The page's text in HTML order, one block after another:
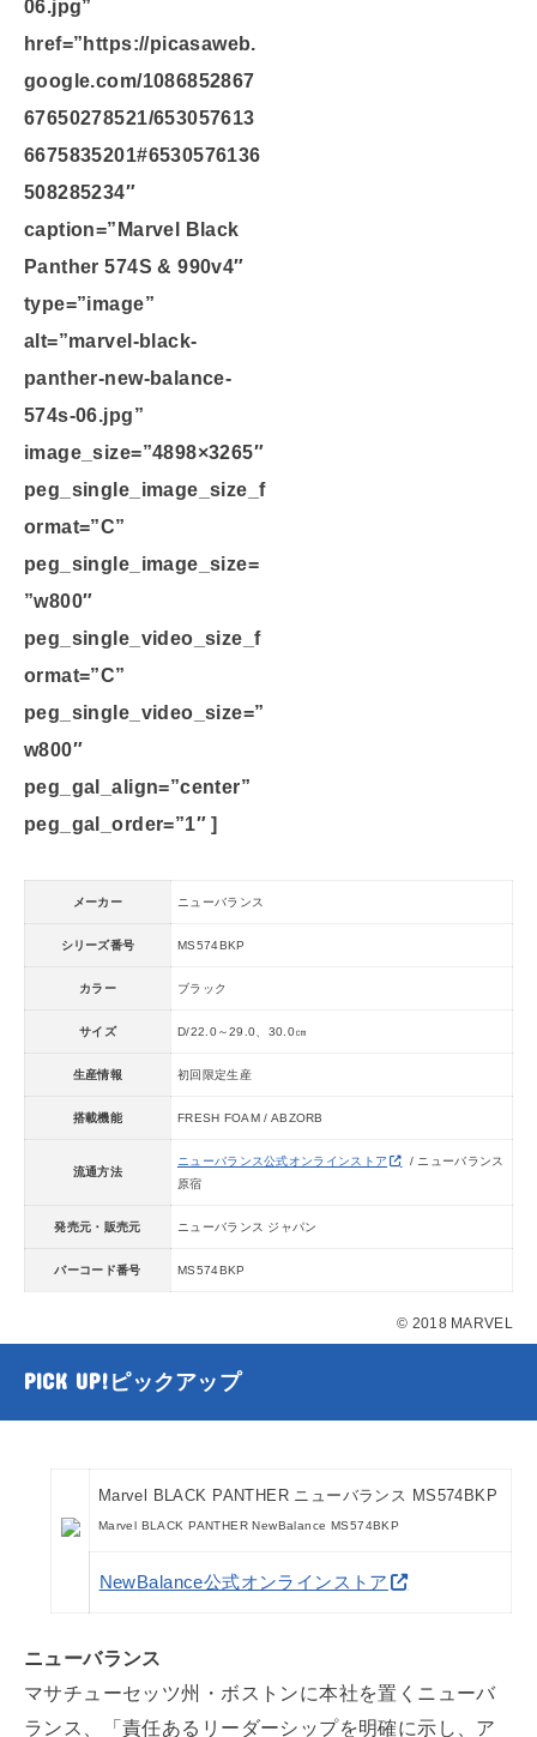
06.jpg”
href=”https://picasaweb.
google.com/1086852867
67650278521/653057613
6675835201#6530576136
508285234″
caption=”Marvel Black
Panther 574S & 990v4″
type=”image”
alt=”marvel-black-
panther-new-balance-
574s-06.jpg”
image_size=”4898×3265″
peg_single_image_size_f
ormat=”C”
peg_single_image_size=
”w800″
peg_single_video_size_f
ormat=”C”
peg_single_video_size=”
w800″
peg_gal_align=”center”
peg_gal_order=”1″ ]
メーカー ニューバランス
シリーズ番号 MS574BKP
カラー ブラック
サイズ D/22.0～29.0、30.0㎝
生産情報 初回限定生産
搭載機能 FRESH FOAM / ABZORB
流通方法
ニューバランス公式オンラインストア
/ ニューバランス
原宿
発売元・販売元 ニューバランス ジャパン
バーコード番号 MS574BKP
© 2018 MARVEL
PICK UP! ピックアップ
Marvel BLACK PANTHER ニューバランス MS574BKP
Marvel BLACK PANTHER NewBalance MS574BKP
NewBalance公式オンラインストア
ニューバランス
マサチューセッツ州・ボストンに本社を置くニューバ
ランス、「責任あるリーダーシップを明確に示し、ア